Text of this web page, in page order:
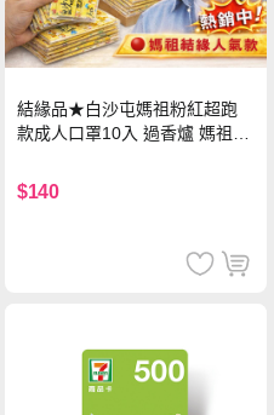
結緣品★白沙屯媽祖粉紅超跑
款成人口罩10入 過香爐 媽祖加
$140